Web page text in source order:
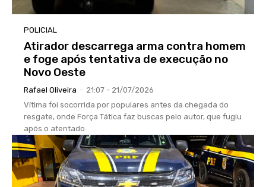
POLICIAL
Atirador descarrega arma contra homem
e foge após tentativa de execução no
Novo Oeste
Rafael Oliveira - 21:07 - 21/07/2026
Vítima foi socorrida por populares antes da chegada do
resgate, onde Força Tática faz buscas pelo autor, que fugiu
após o atentado